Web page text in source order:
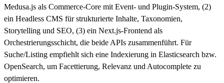
Medusa.js als Commerce-Core mit Event- und Plugin-System, (2)
ein Headless CMS für strukturierte Inhalte, Taxonomien,
Storytelling und SEO, (3) ein Next.js-Frontend als
Orchestrierungsschicht, die beide APIs zusammenführt. Für
Suche/Listing empfiehlt sich eine Indexierung in Elasticsearch bzw.
OpenSearch, um Facettierung, Relevanz und Autocomplete zu
optimieren.